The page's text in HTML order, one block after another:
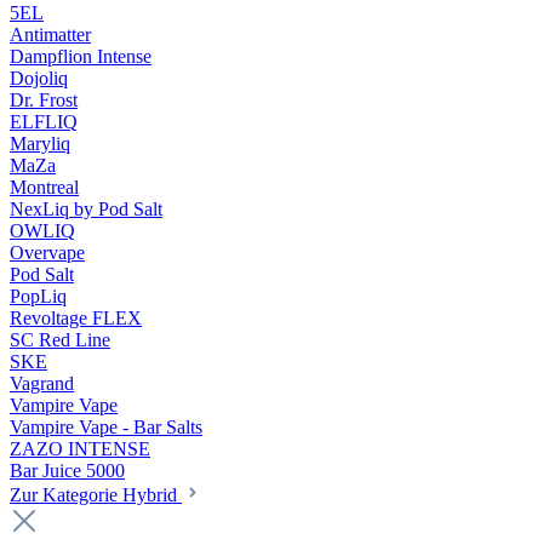
5EL
Antimatter
Dampflion Intense
Dojoliq
Dr. Frost
ELFLIQ
Maryliq
MaZa
Montreal
NexLiq by Pod Salt
OWLIQ
Overvape
Pod Salt
PopLiq
Revoltage FLEX
SC Red Line
SKE
Vagrand
Vampire Vape
Vampire Vape - Bar Salts
ZAZO INTENSE
Bar Juice 5000
Zur Kategorie Hybrid